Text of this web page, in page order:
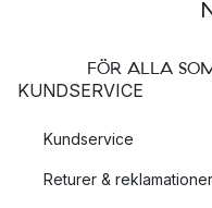
FÖR ALLA
KUNDSERVICE
Kundservice
Returer & reklamationer